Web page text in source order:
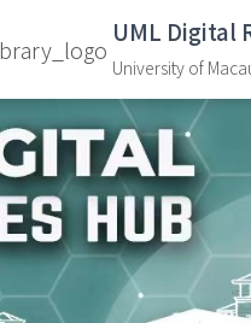
UML Digital
University of